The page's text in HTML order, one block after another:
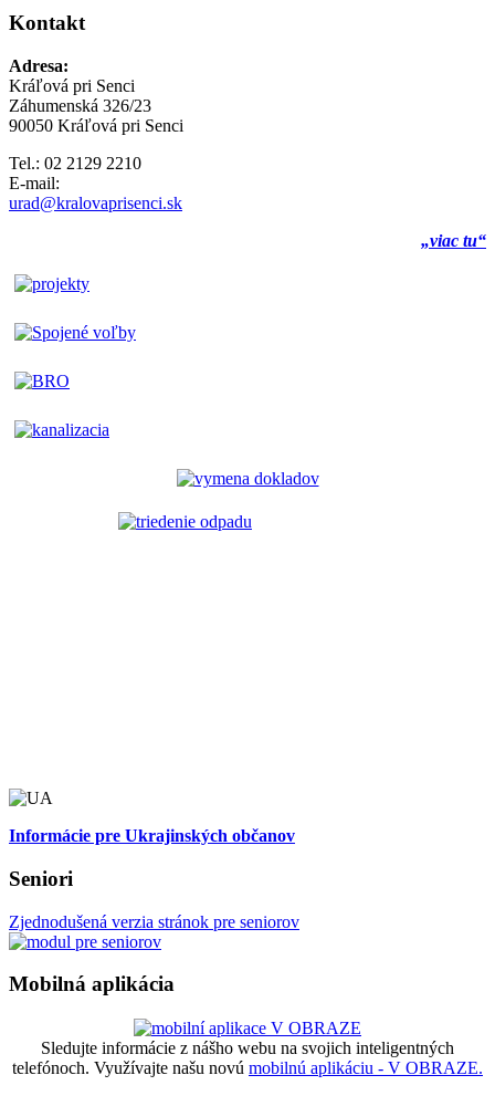
Kontakt
Adresa:
Kráľová pri Senci
Záhumenská 326/23
90050 Kráľová pri Senci
Tel.: 02 2129 2210
E-mail:
urad@kralovaprisenci.sk
„viac tu“
Informácie pre Ukrajinských občanov
Seniori
Zjednodušená verzia stránok pre seniorov
Mobilná aplikácia
Sledujte informácie z nášho webu na svojich inteligentných
telefónoch. Využívajte našu novú mobilnú aplikáciu - V OBRAZE.